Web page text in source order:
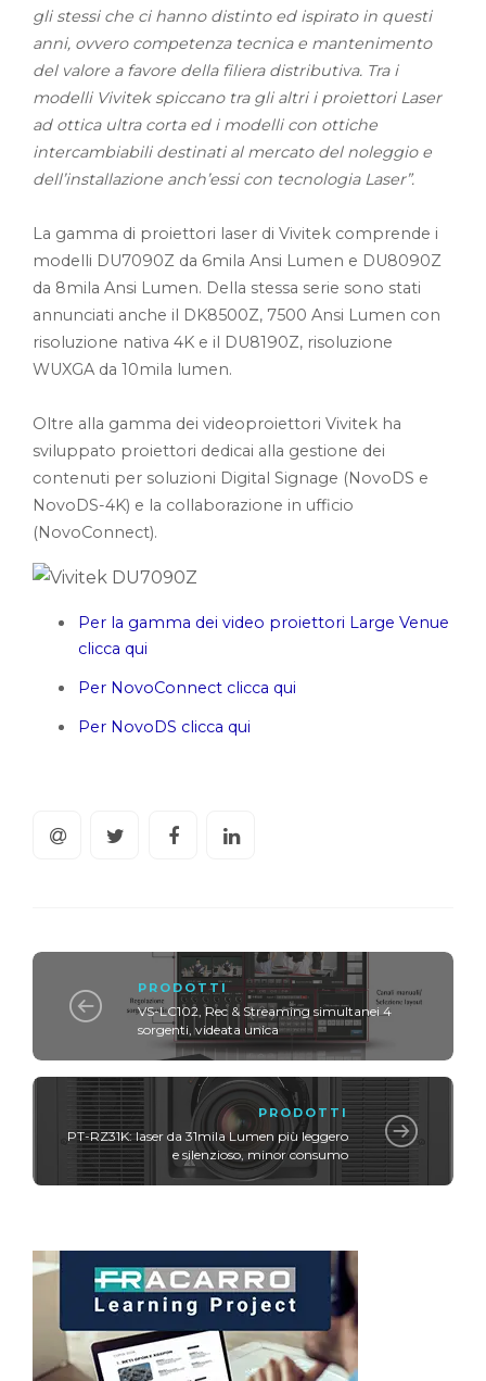
gli stessi che ci hanno distinto ed ispirato in questi
anni, ovvero competenza tecnica e mantenimento
del valore a favore della filiera distributiva. Tra i
modelli Vivitek spiccano tra gli altri i proiettori Laser
ad ottica ultra corta ed i modelli con ottiche
intercambiabili destinati al mercato del noleggio e
dell’installazione anch’essi con tecnologia Laser”.
La gamma di proiettori laser di Vivitek comprende i
modelli DU7090Z da 6mila Ansi Lumen e DU8090Z
da 8mila Ansi Lumen. Della stessa serie sono stati
annunciati anche il DK8500Z, 7500 Ansi Lumen con
risoluzione nativa 4K e il DU8190Z, risoluzione
WUXGA da 10mila lumen.
Oltre alla gamma dei videoproiettori Vivitek ha
sviluppato proiettori dedicai alla gestione dei
contenuti per soluzioni Digital Signage (NovoDS e
NovoDS-4K) e la collaborazione in ufficio
(NovoConnect).
Per la gamma dei video proiettori Large Venue
clicca qui
Per NovoConnect clicca qui
Per NovoDS clicca qui
PRODOTTI
VS-LC102, Rec & Streaming simultanei 4
sorgenti, videata unica
PRODOTTI
PT-RZ31K: laser da 31mila Lumen più leggero
e silenzioso, minor consumo